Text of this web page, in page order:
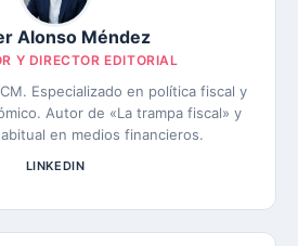
Alonso Méndez
Y DIRECTOR EDITORIAL
Especializado en política fiscal y
Autor de «La trampa fiscal» y
en medios financieros.
LINKEDIN